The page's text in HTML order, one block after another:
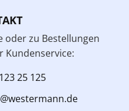
oder zu Bestellungen
Kundenservice:
25 125